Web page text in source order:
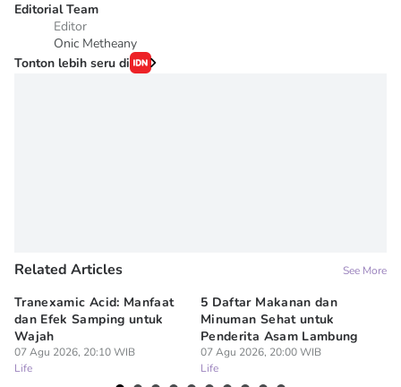
Editorial Team
Editor
Onic Metheany
Tonton lebih seru di
Related Articles See More
Tranexamic Acid: Manfaat
dan Efek Samping untuk
Wajah
07 Agu 2026, 20:10 WIB
Life
5 Daftar Makanan dan
Minuman Sehat untuk
Penderita Asam Lambung
07 Agu 2026, 20:00 WIB
Life